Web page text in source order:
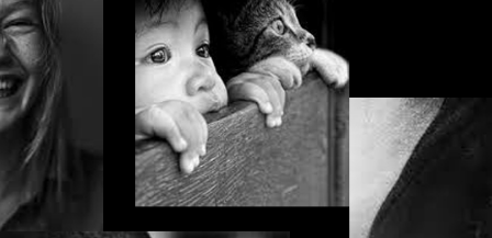
CONTENT